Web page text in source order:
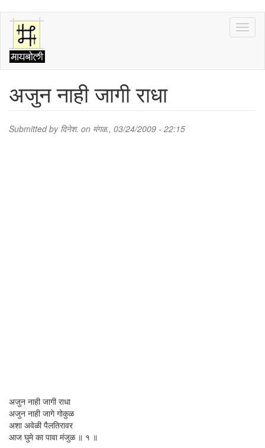
Skip
main
content
अजुन नाही जागी राधा
Submitted by दिनेश. on मंगळ., 03/24/2009 - 22:15
अजुन नाही जागी राधा
अजुन नाही जागे गोकुळ
अशा अवेळी पैलतिरावर
आज घुमे का पावा मंजुळ ॥ १ ॥